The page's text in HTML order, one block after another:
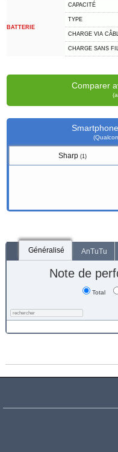
BATTERIE
CAPACITÉ
TYPE
CHARGE VIA
CHARGE SANS
Comparer
Sharp (1)
Généralisé AnTuTu
Note de
Total